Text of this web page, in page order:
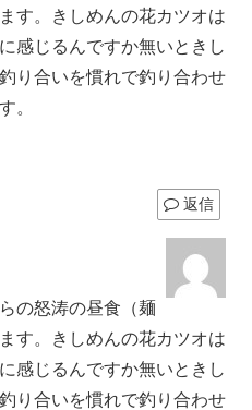
す。きしめんの花カツオは
感じるんですか無いときし
り合いを慣れで釣り合わせ
。
返信
の怒涛の昼食（麺
す。きしめんの花カツオは
感じるんですか無いときし
り合いを慣れで釣り合わせ